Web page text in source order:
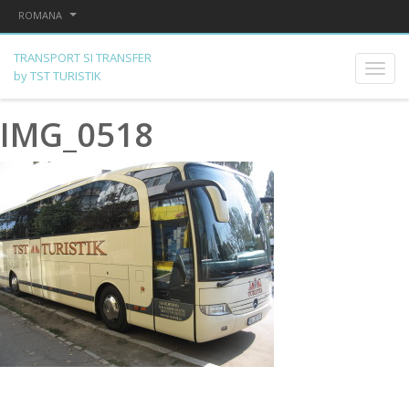
ROMANA
TRANSPORT SI TRANSFER
by TST TURISTIK
IMG_0518